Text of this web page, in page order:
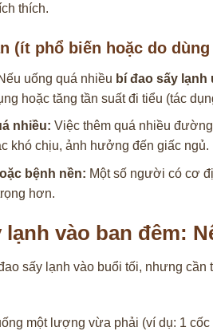
thích.
(ít phổ biến hoặc do
uống quá nhiều bí đao sấy lạnh
hoặc tăng tần suất đi tiểu (tác
nhiều: Việc thêm quá nhiều
khó chịu, ảnh hưởng đến giấc ngủ.
bệnh nền: Một số người có cơ
hơn.
vào ban đêm:
sấy lạnh vào buổi tối, nhưng
một lượng vừa phải (ví dụ: 1